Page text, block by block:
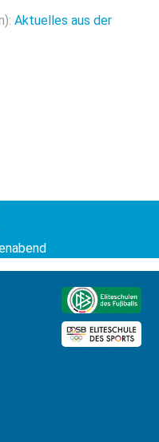
Aktuelles aus der